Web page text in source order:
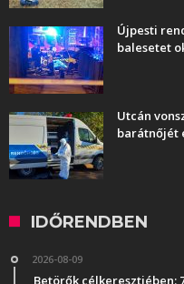
Újpesti
balesetet
Utcán
barátnőjét
IDŐRENDBEN
2026-08-09
Betörők célkeresztjében: